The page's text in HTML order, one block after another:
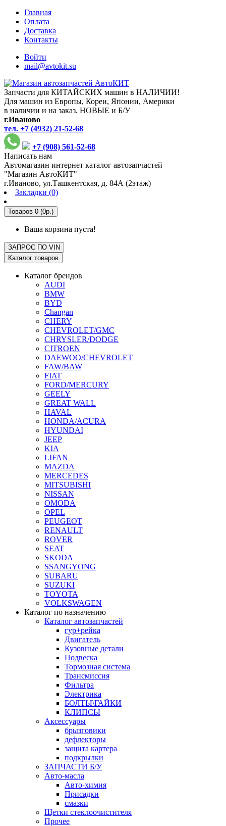
Главная
Оплата
Доставка
Контакты
Войти
mail@avtokit.su
Запчасти для КИТАЙСКИХ машин в НАЛИЧИИ!
Для машин из Европы, Кореи, Японии, Америки
в наличии и на заказ. НОВЫЕ и Б/У
г.Иваново
тел. +7 (4932) 21-52-68
+7 (908) 561-52-68
Написать нам
Автомагазин интернет каталог автозапчастей
"Магазин АвтоКИТ"
г.Иваново, ул.Ташкентская, д. 84А (2этаж)
Закладки (0)
Товаров 0 (0р.)
Ваша корзина пуста!
ЗАПРОС ПО VIN
Каталог товаров
Каталог брендов
AUDI
BMW
BYD
Changan
CHERY
CHEVROLET/GMC
CHRYSLER/DODGE
CITROEN
DAEWOO/CHEVROLET
FAW/BAW
FIAT
FORD/MERCURY
GEELY
GREAT WALL
HAVAL
HONDA/ACURA
HYUNDAI
JEEP
KIA
LIFAN
MAZDA
MERCEDES
MITSUBISHI
NISSAN
OMODA
OPEL
PEUGEOT
RENAULT
ROVER
SEAT
SKODA
SSANGYONG
SUBARU
SUZUKI
TOYOTA
VOLKSWAGEN
Каталог по назначению
Каталог автозапчастей
гур+рейка
Двигатель
Кузовные детали
Подвеска
Тормозная система
Трансмиссия
Фильтра
Электрика
БОЛТЫ\ГАЙКИ
КЛИПСЫ
Аксессуары
брызговики
дефлекторы
защита картера
подкрылки
ЗАПЧАСТИ Б/У
Авто-масла
Авто-химия
Присадки
смазки
Щетки стеклоочистителя
Прочее